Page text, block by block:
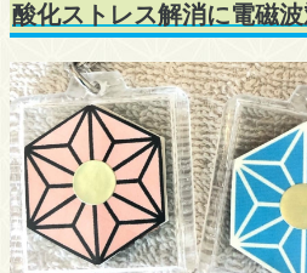
酸化ストレス解消に電磁